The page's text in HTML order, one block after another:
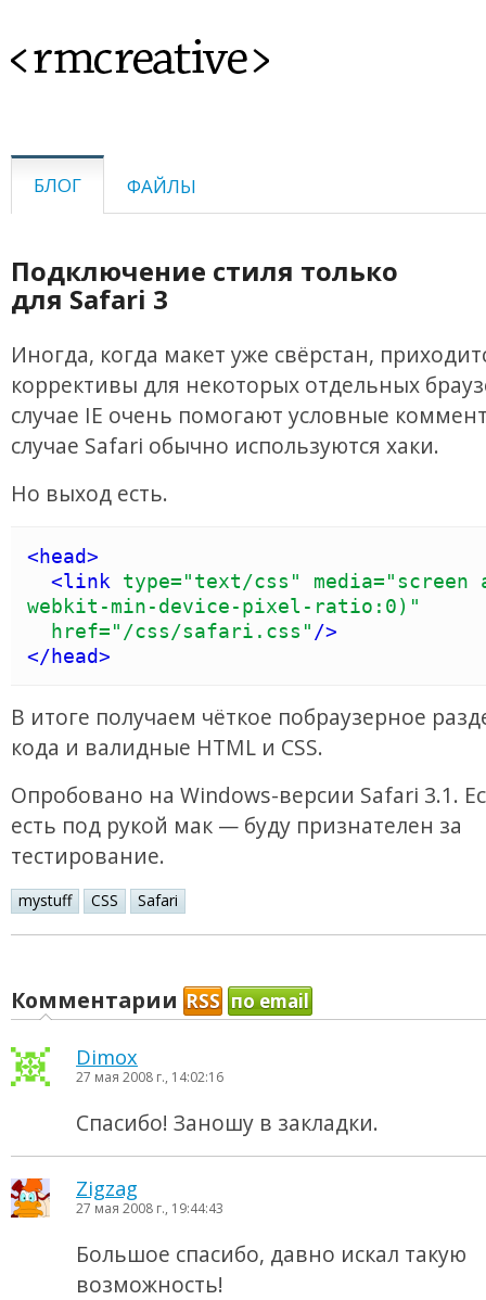
<rmcreative>
БЛОГ ФАЙЛЫ
Подключение стиля только
для Safari 3
Иногда, когда макет уже свёрстан,
коррективы для некоторых отдельных
случае IE очень помогают условные
случае Safari обычно используются хаки.
Но выход есть.
<head>
<link type="text/css " media="screen
webkit-min-device-pixel-ratio:0) "
href=" /css/safari.css " />
</head>
В итоге получаем чёткое побраузерное
кода и валидные HTML и CSS.
Опробовано на Windows-версии Safari 3.1.
есть под рукой мак — буду признателен за
тестирование.
mystuff CSS Safari
Комментарии RSS по email
Dimox
27 мая 2008 г., 14:02:16
Спасибо! Заношу в закладки.
Zigzag
27 мая 2008 г., 19:44:43
Большое спасибо, давно искал такую
возможность!